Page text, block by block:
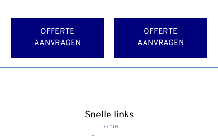
OFFERTE
AANVRAGEN
OFFERTE
AANVRAGEN
Snelle links
Home